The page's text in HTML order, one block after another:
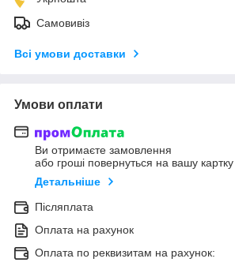
Самовивіз
Всі умови доставки
Умови оплати
Ви отримаєте замовлення
або гроші повернуться на вашу картку
Детальніше
Післяплата
Оплата на рахунок
Оплата по реквизитам на рахунок: